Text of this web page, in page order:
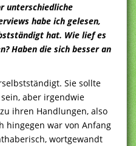
unterschiedliche
habe ich gelesen,
hat. Wie lief es
Haben die sich besser an
Sie sollte
aber irgendwie
ihren Handlungen, also
hingegen war von Anfang
wortgewandt